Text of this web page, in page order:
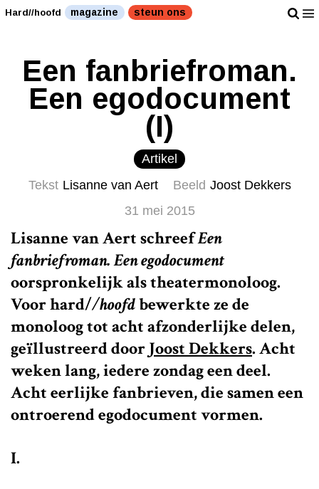
Hard//hoofd magazine steun ons
Een fanbriefroman.
Een egodocument
(I)
Artikel
Tekst Lisanne van Aert Beeld Joost Dekkers
31 mei 2015
Lisanne van Aert schreefEen
fanbriefroman. Een egodocument
oorspronkelijk als theatermonoloog.
Voorhard//hoofdbewerkte ze de
monoloog tot acht afzonderlijke delen,
geïllustreerd doorJoost Dekkers. Acht
weken lang, iedere zondag een deel.
Acht eerlijke fanbrieven, die samen een
ontroerend egodocument vormen.
I.